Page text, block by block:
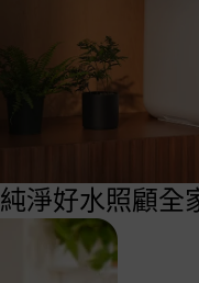
純淨好水照顧全